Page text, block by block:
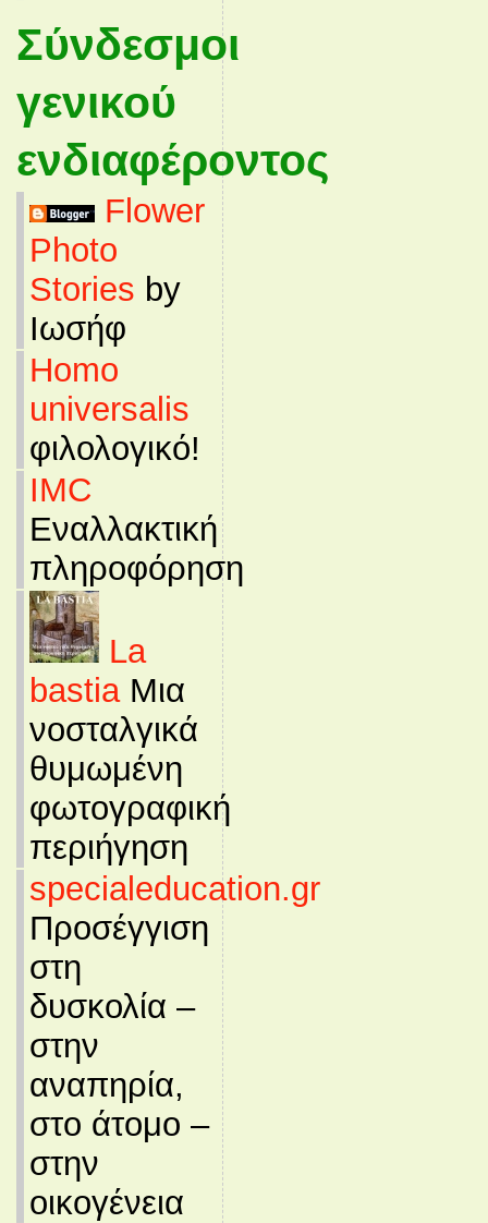
Σύνδεσμοι
γενικού
ενδιαφέροντος
Flower
Photo
Stories by
Ιωσήφ
Homo
universalis
φιλολογικό!
IMC
Εναλλακτική
πληροφόρηση
La
bastiaΜια
νοσταλγικά
θυμωμένη
φωτογραφική
περιήγηση
specialeducation.gr
Προσέγγιση
στη
δυσκολία –
στην
αναπηρία,
στο άτομο –
στην
οικογένεια